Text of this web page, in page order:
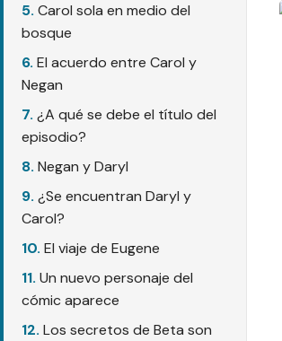
Carol sola en medio del
bosque
El acuerdo entre Carol y
Negan
¿A qué se debe el título del
episodio?
Negan y Daryl
¿Se encuentran Daryl y
Carol?
El viaje de Eugene
Un nuevo personaje del
cómic aparece
Los secretos de Beta son